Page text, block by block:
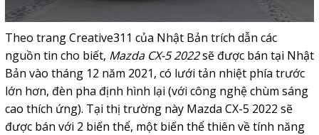
Theo trangCreative311 của Nhật Bản trích dẫn các
nguồn tin cho biết, Mazda CX-5 2022sẽ được bán tại Nhật
Bản vào tháng 12 năm 2021, có lưới tản nhiệt phía trước
lớn hơn, đèn pha định hình lại (với công nghệ chùm sáng
cao thích ứng). Tại thị trường này Mazda CX-5 2022 sẽ
được bán với 2 biến thể, một biến thể thiên về tính năng